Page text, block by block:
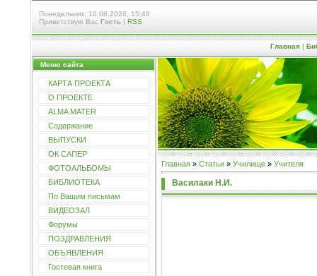
Понедельник, 10.08.2026, 15:46
Приветствую Вас Гость | RSS
Главная|
Меню сайта
КАРТА ПРОЕКТА
О ПРОЕКТЕ
ALMA MATER
Содержание
ВЫПУСКИ
ОК САПЕР
ФОТОАЛЬБОМЫ
БИБЛИОТЕКА
По Вашим письмам
ВИДЕОЗАЛ
Форумы
ПОЗДРАВЛЕНИЯ
ОБЪЯВЛЕНИЯ
Гостевая книга
Главная » Статьи » Училищe » Учителя
Василаки Н.И.